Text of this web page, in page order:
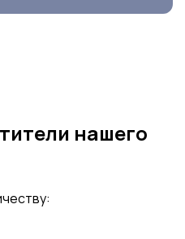
нашего